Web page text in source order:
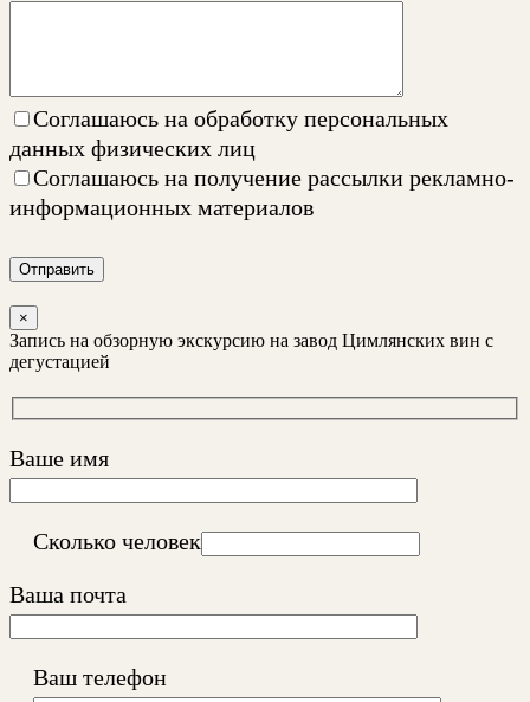
Соглашаюсь на обработку персональных
данных физических лиц
Соглашаюсь на получение рассылки рекламно-
информационных материалов
Отправить
×
Запись на обзорную экскурсию на завод Цимлянских вин с
дегустацией
Ваше имя
Сколько человек
Ваша почта
Ваш телефон